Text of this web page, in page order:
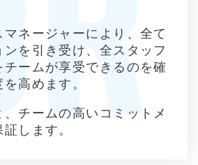
ネージャーにより、全て
を引き受け、全スタッフ
ームが享受できるのを確
高めます。
チームの高いコミットメ
します。